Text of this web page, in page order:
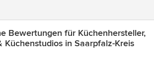
Bewertungen für Küchenhersteller,
Küchenstudios in Saarpfalz-Kreis